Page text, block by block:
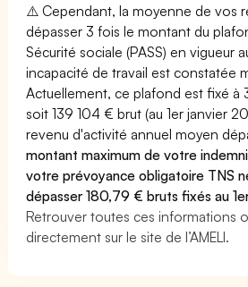
⚠️ Cependant, la moyenne de vos
dépasser 3 fois le montant du
Sécurité sociale (PASS) en vigueur
incapacité de travail est constatée
Actuellement, ce plafond est fixé à
soit 139 104 € brut (au 1er janvier
revenu d'activité annuel moyen
montant maximum de votre
votre prévoyance obligatoire TNS
dépasser 180,79 € bruts fixés au
Retrouver toutes ces informations
directement sur le site de l’AMELI.